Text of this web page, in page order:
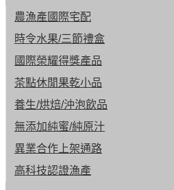
農漁產國際宅配
時令水果/三節禮盒
國際榮耀得獎產品
茶點休閒果乾小品
養生/烘焙/沖泡飲品
無添加純蜜/純原汁
異業合作上架通路
高科技認證漁產